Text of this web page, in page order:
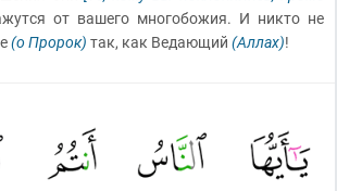
от вашего многобожия. И никто не
(о Пророк) так, как Ведающий (Аллах)!